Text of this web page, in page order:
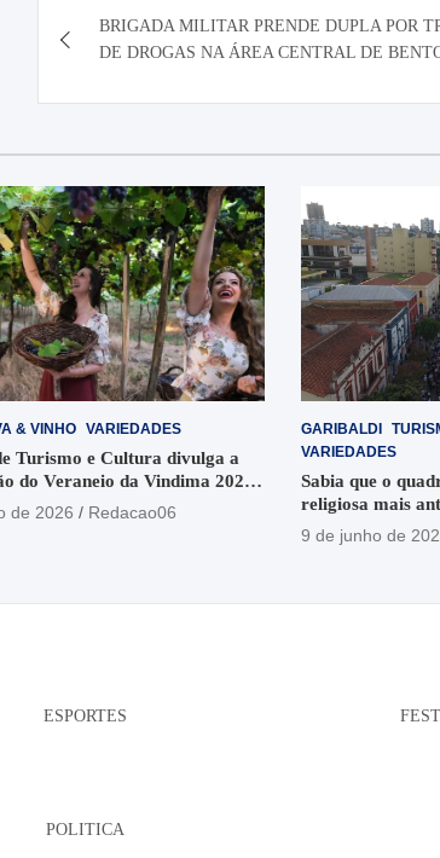
de
Post
BRIGADA MILITAR PRENDE DUPLA POR
DE DROGAS NA ÁREA CENTRAL DE
& VINHO VARIEDADES
Turismo e Cultura divulga a
do Veraneio da Vindima 2026
de 2026 Redacao06
GARIBALDI
VARIEDADES
Sabia que o
religiosa mais
está no
9 de junho de
ESPORTES
POLITICA